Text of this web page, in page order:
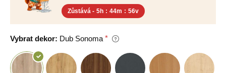
Zůstává - 5h : 44m : 56v
Vybrat dekor: Dub Sonoma